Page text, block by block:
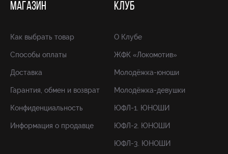
МАГАЗИН
Как выбрать товар
Способы оплаты
Доставка
Гарантия, обмен и возврат
Конфиденциальность
Информация о продавце
КЛУБ
О Клубе
ЖФК «Локомотив»
Молодёжка-юноши
Молодёжка-девушки
ЮФЛ-1. ЮНОШИ
ЮФЛ-2. ЮНОШИ
ЮФЛ-3. ЮНОШИ